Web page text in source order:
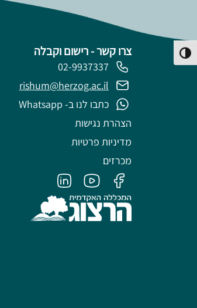
הפעל/כבה ניגודיות גבוההצרו קשר - רישום וקבלה
02-9937337
rishum@herzog.ac.il
כתבו לנו ב- Whatsapp
הצהרת נגישות
מדיניות פרטיות
מכרזים